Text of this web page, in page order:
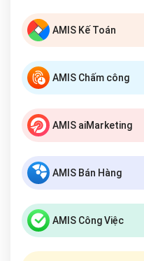
AMIS Kế Toán
AMIS Chấm công
AMIS aiMarketing
AMIS Bán Hàng
AMIS Công Việc